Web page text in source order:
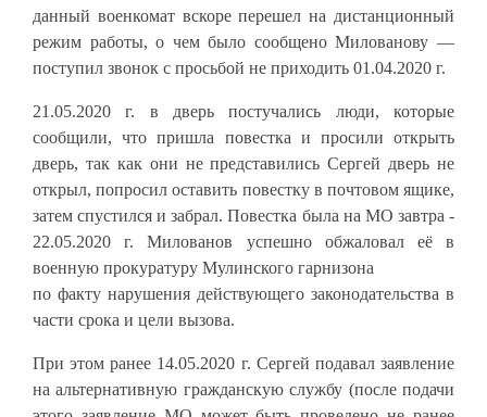
данный военкомат вскоре перешел на дистанционный
режим работы, о чем было сообщено Милованову —
поступил звонок с просьбой не приходить 01.04.2020 г.
21.05.2020 г. в дверь постучались люди, которые
сообщили, что пришла повестка и просили открыть
дверь, так как они не представились Сергей дверь не
открыл, попросил оставить повестку в почтовом ящике,
затем спустился и забрал. Повестка была на МО завтра -
22.05.2020 г. Милованов успешно обжаловал её в
военную прокуратуру Мулинского гарнизона
по факту нарушения действующего законодательства в
части срока и цели вызова.
При этом ранее 14.05.2020 г. Сергей подавал заявление
на альтернативную гражданскую службу (после подачи